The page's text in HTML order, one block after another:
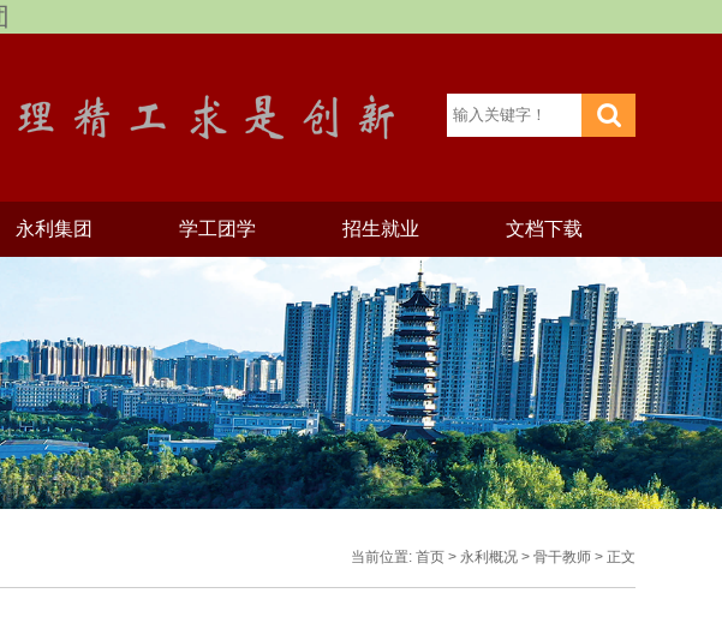
永利集团 学工团学 招生就业 文档下载
当前位置: 首页 > 永利概况 > 骨干教师 > 正文